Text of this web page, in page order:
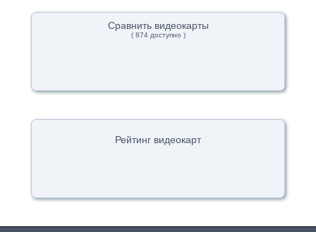
Сравнить видеокарты
( 874 доступно )
Рейтинг видеокарт